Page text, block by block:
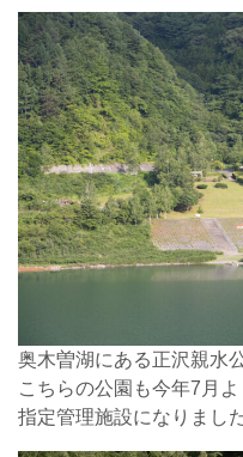
奥木曽湖にある正沢親水
こちらの公園も今年7月
指定管理施設になりました